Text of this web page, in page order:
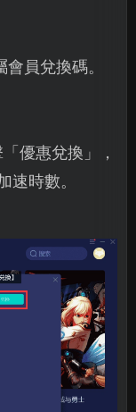
員兌換碼。
優惠兌換」，
速時數。